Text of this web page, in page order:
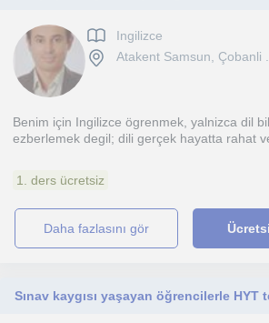
Ingilizce
Atakent Samsun, Çobanli
Benim için Ingilizce ögrenmek, yalnizca dil
ezberlemek degil; dili gerçek hayatta rahat
1. ders ücretsiz
daha fazlasını gör